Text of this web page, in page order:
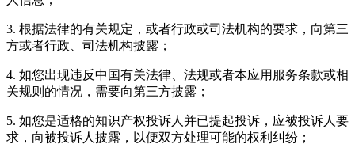
3. 根据法律的有关规定，或者行政或司法机构的要求，向第三
方或者行政、司法机构披露；
4. 如您出现违反中国有关法律、法规或者本应用服务条款或相
关规则的情况，需要向第三方披露；
5. 如您是适格的知识产权投诉人并已提起投诉，应被投诉人要
求，向被投诉人披露，以便双方处理可能的权利纠纷；